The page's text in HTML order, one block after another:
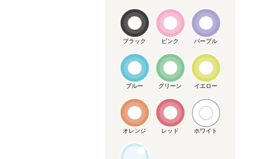
ブラック ピンク パープル
ブルー グリーン イエロー
オレンジ レッド ホワイト
メーカー提供画像